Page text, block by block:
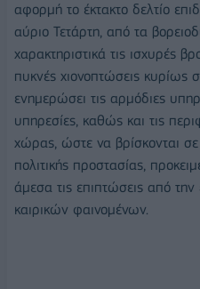
αφορμή το έκτακτο δελτίο
αύριο Τετάρτη, από τα
χαρακτηριστικά τις ισχυρές
πυκνές χιονοπτώσεις κυρίως
ενημερώσει τις αρμόδιες
υπηρεσίες, καθώς και τις
χώρας, ώστε να βρίσκονται σε
πολιτικής προστασίας,
άμεσα τις επιπτώσεις από
καιρικών φαινομένων.